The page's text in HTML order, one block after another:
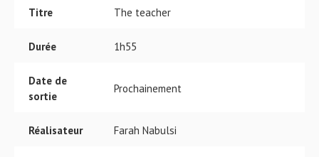
Titre The teacher
Durée 1h55
Date de
sortie
Prochainement
Réalisateur Farah Nabulsi